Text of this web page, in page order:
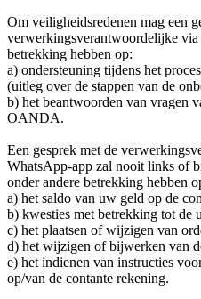
Om veiligheidsredenen mag een
verwerkingsverantwoordelijke
betrekking hebben op:
a) ondersteuning tijdens het
(uitleg over de stappen van de
b) het beantwoorden van vragen
OANDA.
Een gesprek met de
WhatsApp-app zal nooit links of
onder andere betrekking hebben
a) het saldo van uw geld op de
b) kwesties met betrekking tot de
c) het plaatsen of wijzigen van
d) het wijzigen of bijwerken van
e) het indienen van instructies
op/van de contante rekening.